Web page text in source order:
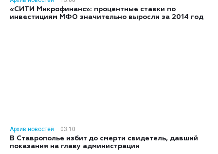
«СИТИ Микрофинанс»: процентные ставки по
инвестициям МФО значительно выросли за 2014 год
Архив новостей
03:10
В Ставрополье избит до смерти свидетель, давший
показания на главу администрации